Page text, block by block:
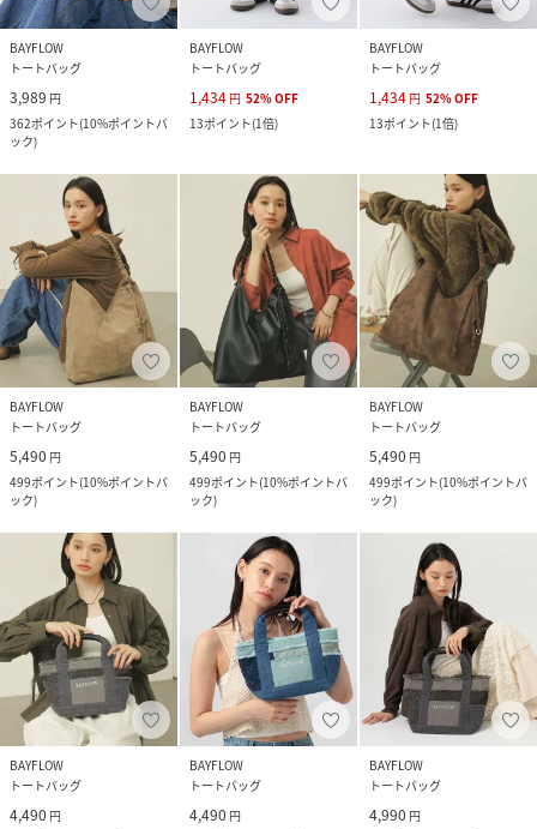
BAYFLOW
トートバッグ
3,989 円
362ポイント(10%ポイントバ
ック)
BAYFLOW
トートバッグ
1,434 円 52%OFF
13ポイント(1倍)
BAYFLOW
トートバッグ
1,434 円 52%OFF
13ポイント(1倍)
BAYFLOW
トートバッグ
5,490 円
499ポイント(10%ポイントバ
ック)
BAYFLOW
トートバッグ
5,490 円
499ポイント(10%ポイントバ
ック)
BAYFLOW
トートバッグ
5,490 円
499ポイント(10%ポイントバ
ック)
BAYFLOW
トートバッグ
4,490 円
BAYFLOW
トートバッグ
4,490 円
BAYFLOW
トートバッグ
4,990 円